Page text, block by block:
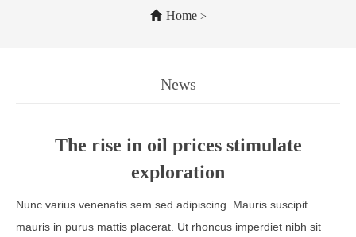
Home>
News
The rise in oil prices stimulate
exploration
Nunc varius venenatis sem sed adipiscing. Mauris suscipit
mauris in purus mattis placerat. Ut rhoncus imperdiet nibh sit